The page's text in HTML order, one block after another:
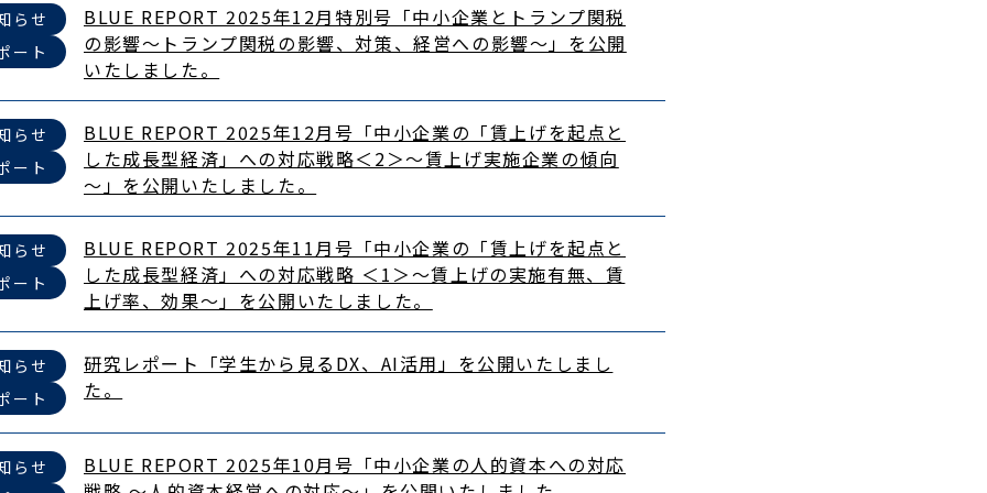
らせ
ート
BLUE REPORT 2025年12月特別号「中小企業とトランプ関税
の影響～トランプ関税の影響、対策、経営への影響～」を公開
いたしました。
らせ
ート
BLUE REPORT 2025年12月号「中小企業の「賃上げを起点と
した成長型経済」への対応戦略＜2＞～賃上げ実施企業の傾向
～」を公開いたしました。
らせ
ート
BLUE REPORT 2025年11月号「中小企業の「賃上げを起点と
した成長型経済」への対応戦略 ＜1＞～賃上げの実施有無、賃
上げ率、効果～」を公開いたしました。
らせ
ート
研究レポート「学生から見るDX、AI活用」を公開いたしまし
た。
らせ
BLUE REPORT 2025年10月号「中小企業の人的資本への対応